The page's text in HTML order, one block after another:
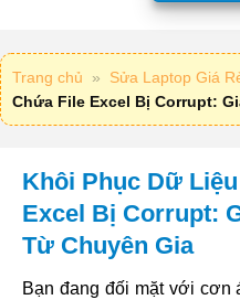
Trang chủ » Sửa Laptop Giá
Chứa File Excel Bị Corrupt:
Khôi Phục Dữ
Excel Bị Corrupt:
Từ Chuyên Gia
Bạn đang đối mặt với cơn